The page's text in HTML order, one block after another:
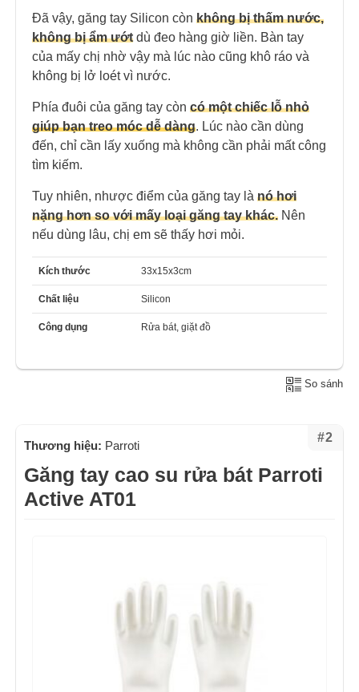
Đã vậy, găng tay Silicon còn không bị thấm nước,
không bị ẩm ướt dù đeo hàng giờ liền. Bàn tay
của mấy chị nhờ vậy mà lúc nào cũng khô ráo và
không bị lở loét vì nước.
Phía đuôi của găng tay còn có một chiếc lỗ nhỏ
giúp bạn treo móc dễ dàng. Lúc nào cần dùng
đến, chỉ cần lấy xuống mà không cần phải mất công
tìm kiếm.
Tuy nhiên, nhược điểm của găng tay là nó hơi
nặng hơn so với mấy loại găng tay khác. Nên
nếu dùng lâu, chị em sẽ thấy hơi mỏi.
Kích thước 33x15x3cm
Chất liệu Silicon
Công dụng Rửa bát, giặt đồ
So sánh
#2
Thương hiệu: Parroti
Găng tay cao su rửa bát Parroti
Active AT01